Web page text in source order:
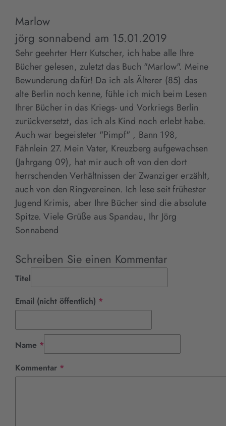
Marlow
jörg sonnabend am 15.01.2019
Sehr geehrter Herr Kutscher, ich habe alle Ihre
Bücher gelesen, zuletzt das Buch "Marlow". Meine
Bewunderung dafür! Da ich als Älterer (85) das
alte Berlin noch kenne, fühle ich mich beim Lesen
Ihrer Bücher in das Kriegs- und Vorkriegs Berlin
zurückversetzt, das ich als Kind noch erlebt habe.
Auch war begeisteter "Pimpf" , Bann 198,
Fähnlein 27. Mein Vater, Kreuzberg aufgewachsen
(Jahrgang 09), hat mir auch oft von den dort
herrschenden Verhältnissen der Zwanziger erzählt,
auch von den Ringvereinen. Ich lese seit frühester
Jugend Krimis, aber Ihre Bücher sind die absolute
Spitze. Viele Grüße aus Spandau, Ihr Jörg
Sonnabend
Schreiben Sie einen Kommentar
Titel
Email (nicht öffentlich) *
Name *
Kommentar *